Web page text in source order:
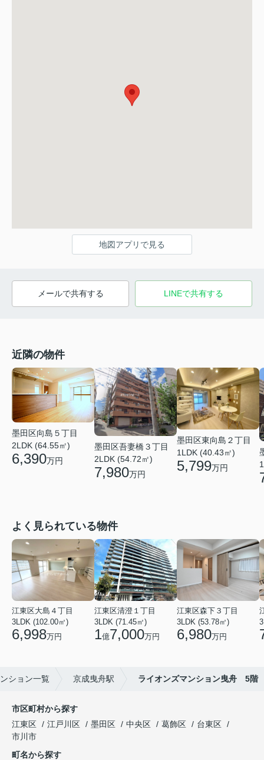
地図アプリで見る
メールで共有する LINEで共有する
近隣の物件
墨田区向島５丁目
2LDK (64.55㎡)
6,390万円
墨田区吾妻橋３丁目
2LDK (54.72㎡)
7,980万円
墨田区東向島２丁目
1LDK (40.43㎡)
5,799万円
よく見られている物件
江東区大島４丁目
3LDK (102.00㎡)
6,998万円
江東区清澄１丁目
3LDK (71.45㎡)
1億7,000万円
江東区森下３丁目
3LDK (53.78㎡)
6,980万円
ション一覧 京成曳舟駅 ライオンズマンション曳舟 5階
市区町村から探す
江東区
江戸川区 墨田区 中央区 葛飾区
台東区
市川市
町名から探す